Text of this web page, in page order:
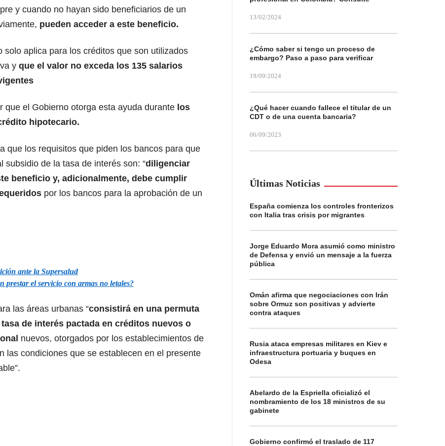
y cuando no hayan sido beneficiarios de un
pueden acceder a este beneficio.
solo aplica para los créditos que son utilizados
y que el valor no exceda los 135 salarios
que el Gobierno otorga esta ayuda durante los
hipotecario.
que los requisitos que piden los bancos para que
subsidio de la tasa de interés son: “diligenciar
beneficio y, adicionalmente, debe cumplir
por los bancos para la aprobación de un
ante la Supersalud
prestar el servicio con armas no letales?
las áreas urbanas “consistirá en una permuta
de interés pactada en créditos nuevos o
nuevos, otorgados por los establecimientos de
las condiciones que se establecen en el presente
13/02/2024
¿Cómo saber si tengo un proceso de
embargo? Paso a paso para verificar
19/09/2024
¿Qué hacer cuando fallece el titular de un
CDT o de una cuenta bancaria?
06/09/2023
Últimas Noticias
España comienza los controles fronterizos
con Italia tras crisis por migrantes
Jorge Eduardo Mora asumió como ministro
de Defensa y envió un mensaje a la fuerza
pública
Omán afirma que negociaciones con Irán
sobre Ormuz son positivas y advierte
contra ataques
Rusia ataca empresas militares en Kiev e
infraestructura portuaria y buques en
Odesa
Abelardo de la Espriella oficializó el
nombramiento de los 18 ministros de su
gabinete
Gobierno confirmó el traslado de 117